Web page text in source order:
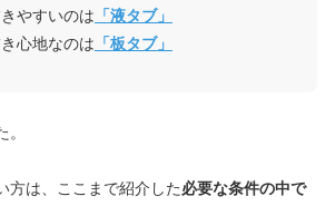
やすいのは 「液タブ」
心地なのは 「板タブ」
方は、ここまで紹介した 必要な条件の中で